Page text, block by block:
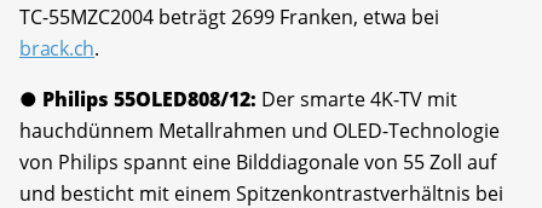
TC-55MZC2004 beträgt 2699 Franken, etwa bei
brack.ch.
● Philips 55OLED808/12: Der smarte 4K-TV mit
hauchdünnem Metallrahmen und OLED-Technologie
von Philips spannt eine Bilddiagonale von 55 Zoll auf
und besticht mit einem Spitzenkontrastverhältnis bei